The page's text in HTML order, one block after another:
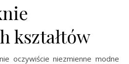
kształtów
oczywiście niezmienne modne